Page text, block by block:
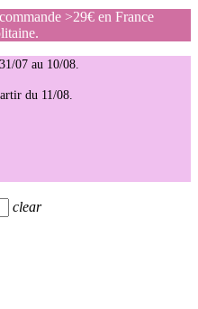
>29€ en France
07 au 10/08.
du 11/08.
clear